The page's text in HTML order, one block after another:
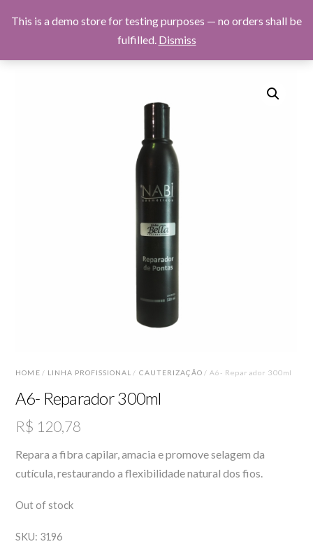
Nabi Cosméticos
HOME/ LINHA PROFISSIONAL / CAUTERIZAÇÃO / A6- Reparador 300ml
A6- Reparador 300ml
R$ 120,78
Repara a fibra capilar, amacia e promove selagem da
cutícula, restaurando a flexibilidade natural dos fios.
Out of stock
SKU: 3196
This is a demo store for testing purposes — no orders shall be
fulfilled. Dismiss